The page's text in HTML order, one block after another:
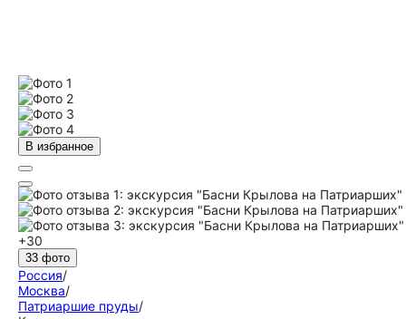
В избранное
+30
33 фото
Россия/
Москва/
Патриаршие пруды/